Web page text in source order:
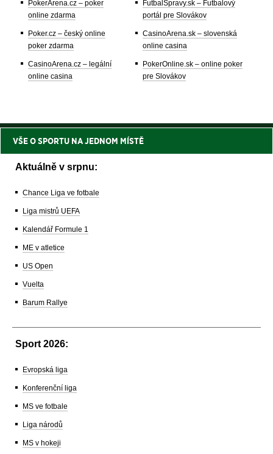
PokerArena.cz – poker
online zdarma
Poker.cz – český online
poker zdarma
CasinoArena.cz – legální
online casina
FutbalSpravy.sk – Futbalový
portál pre Slovákov
CasinoArena.sk – slovenská
online casina
PokerOnline.sk – online poker
pre Slovákov
VŠE O SPORTU NA JEDNOM MÍSTĚ
Aktuálně v srpnu:
Chance Liga ve fotbale
Liga mistrů UEFA
Kalendář Formule 1
ME v atletice
US Open
Vuelta
Barum Rallye
Sport 2026:
Evropská liga
Konferenční liga
MS ve fotbale
Liga národů
MS v hokeji